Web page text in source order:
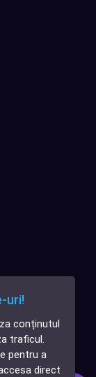
✕
uri!
conținutul
traficul.
pentru a
direct